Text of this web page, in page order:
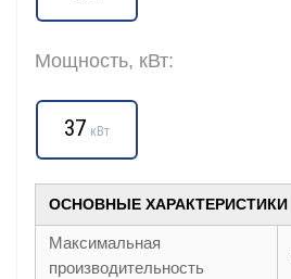
Мощность, кВт:
37 кВт
ОСНОВНЫЕ ХАРАКТЕРИСТИКИ
Максимальная
производительность